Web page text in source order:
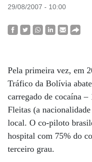
29/08/2007 - 10:00
Pela primeira vez, em
Tráfico da Bolívia
carregado de cocaína
Fleitas (a
local. O co-piloto
hospital com 75% do
terceiro grau.